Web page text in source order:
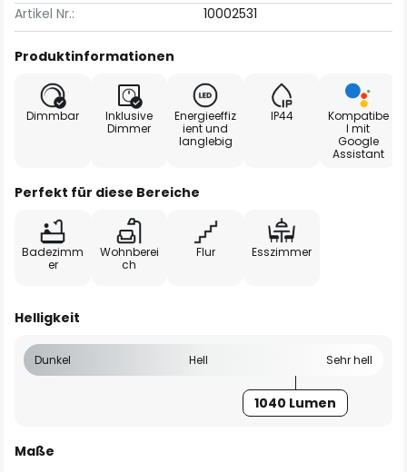
Artikel Nr.:
10002531
Produktinformationen
Dimmbar
Inklusive
Dimmer
Energieeffiz
ient und
langlebig
IP44
Kompatibe
l mit
Google
Assistant
Perfekt für diese Bereiche
Badezimm
er
Wohnberei
ch
Flur Esszimmer
Helligkeit
Dunkel Hell Sehr hell
1040 Lumen
Maße